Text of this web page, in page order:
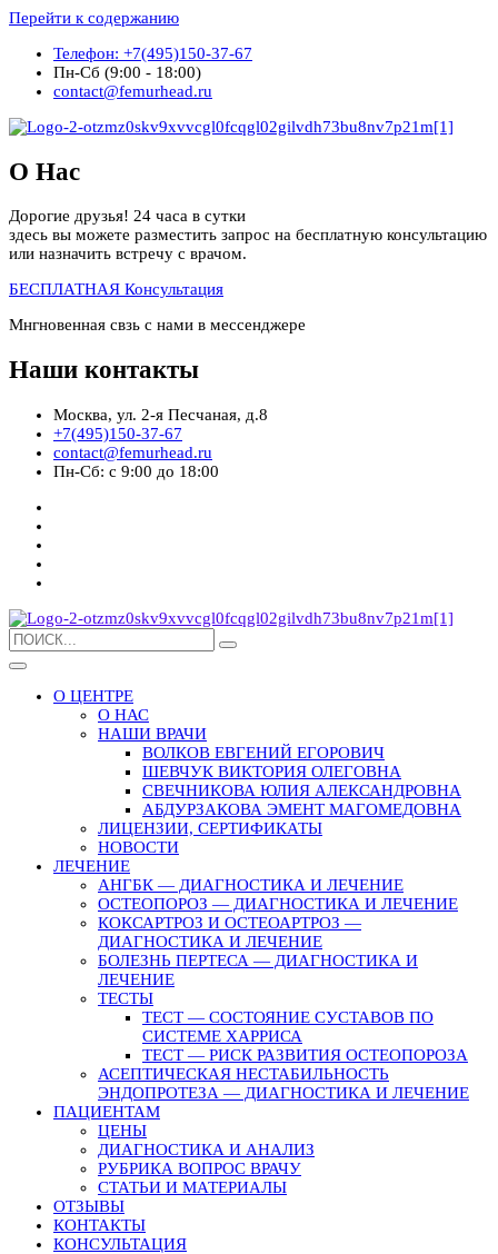
Перейти к содержанию
Телефон: +7(495)150-37-67
Пн-Сб (9:00 - 18:00)
contact@femurhead.ru
О Нас
Дорогие друзья! 24 часа в сутки
здесь вы можете разместить запрос на бесплатную консультацию
или назначить встречу с врачом.
БЕСПЛАТНАЯ Консультация
Мнгновенная свзь с нами в мессенджере
Наши контакты
Москва, ул. 2-я Песчаная, д.8
+7(495)150-37-67
contact@femurhead.ru
Пн-Сб: с 9:00 до 18:00
О ЦЕНТРЕ
О НАС
НАШИ ВРАЧИ
ВОЛКОВ ЕВГЕНИЙ ЕГОРОВИЧ
ШЕВЧУК ВИКТОРИЯ ОЛЕГОВНА
СВЕЧНИКОВА ЮЛИЯ АЛЕКСАНДРОВНА
АБДУРЗАКОВА ЭМЕНТ МАГОМЕДОВНА
ЛИЦЕНЗИИ, СЕРТИФИКАТЫ
НОВОСТИ
ЛЕЧЕНИЕ
АНГБК — ДИАГНОСТИКА И ЛЕЧЕНИЕ
ОСТЕОПОРОЗ — ДИАГНОСТИКА И ЛЕЧЕНИЕ
КОКСАРТРОЗ И ОСТЕОАРТРОЗ —
ДИАГНОСТИКА И ЛЕЧЕНИЕ
БОЛЕЗНЬ ПЕРТЕСА — ДИАГНОСТИКА И
ЛЕЧЕНИЕ
ТЕСТЫ
ТЕСТ — СОСТОЯНИЕ СУСТАВОВ ПО
СИСТЕМЕ ХАРРИСА
ТЕСТ — РИСК РАЗВИТИЯ ОСТЕОПОРОЗА
АСЕПТИЧЕСКАЯ НЕСТАБИЛЬНОСТЬ
ЭНДОПРОТЕЗА — ДИАГНОСТИКА И ЛЕЧЕНИЕ
ПАЦИЕНТАМ
ЦЕНЫ
ДИАГНОСТИКА И АНАЛИЗ
РУБРИКА ВОПРОС ВРАЧУ
СТАТЬИ И МАТЕРИАЛЫ
ОТЗЫВЫ
КОНТАКТЫ
КОНСУЛЬТАЦИЯ